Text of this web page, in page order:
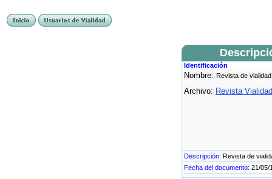
Identificación
Nombre: Revista de
Archivo: Revista
Descripción: Revista de
Fecha del documento: 21/05/